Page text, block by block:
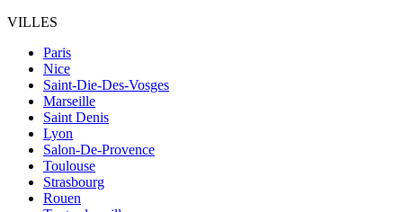
VILLES
Paris
Nice
Saint-Die-Des-Vosges
Marseille
Saint Denis
Lyon
Salon-De-Provence
Toulouse
Strasbourg
Rouen